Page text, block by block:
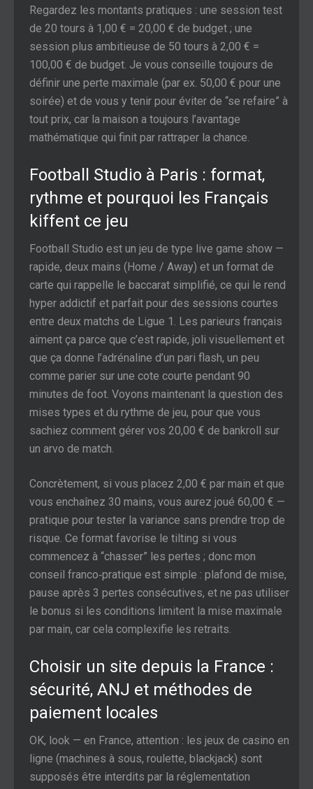
Regardez les montants pratiques : une session test
de 20 tours à 1,00 € = 20,00 € de budget ; une
session plus ambitieuse de 50 tours à 2,00 € =
100,00 € de budget. Je vous conseille toujours de
définir une perte maximale (par ex. 50,00 € pour une
soirée) et de vous y tenir pour éviter de “se refaire” à
tout prix, car la maison a toujours l’avantage
mathématique qui finit par rattraper la chance.
Football Studio à Paris : format,
rythme et pourquoi les Français
kiffent ce jeu
Football Studio est un jeu de type live game show —
rapide, deux mains (Home / Away) et un format de
carte qui rappelle le baccarat simplifié, ce qui le rend
hyper addictif et parfait pour des sessions courtes
entre deux matchs de Ligue 1. Les parieurs français
aiment ça parce que c’est rapide, joli visuellement et
que ça donne l’adrénaline d’un pari flash, un peu
comme parier sur une cote courte pendant 90
minutes de foot. Voyons maintenant la question des
mises types et du rythme de jeu, pour que vous
sachiez comment gérer vos 20,00 € de bankroll sur
un arvo de match.
Concrètement, si vous placez 2,00 € par main et que
vous enchaînez 30 mains, vous aurez joué 60,00 € —
pratique pour tester la variance sans prendre trop de
risque. Ce format favorise le tilting si vous
commencez à “chasser” les pertes ; donc mon
conseil franco‑pratique est simple : plafond de mise,
pause après 3 pertes consécutives, et ne pas utiliser
le bonus si les conditions limitent la mise maximale
par main, car cela complexifie les retraits.
Choisir un site depuis la France :
sécurité, ANJ et méthodes de
paiement locales
OK, look — en France, attention : les jeux de casino en
ligne (machines à sous, roulette, blackjack) sont
supposés être interdits par la réglementation